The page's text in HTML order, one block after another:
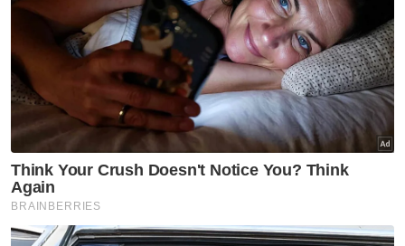
kecekapan, malah memberi isyarat jelas
bahawa isu berkaitan makanan negara tidak
boleh dipandang ringan atau diurus secara
sambil lewa.
Justeru, pendekatan KPKM ini sepatutnya
menjadi contoh kepada mana-mana
kementerian lain. Masalah rakyat tidak selesai
dengan menuding jari antara agensi atau
menyorok isu kononnya semuanya baik-baik